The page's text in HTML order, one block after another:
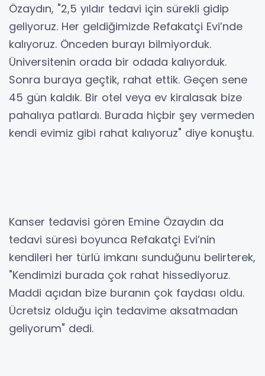
Özaydın, "2,5 yıldır tedavi için sürekli gidip
geliyoruz. Her geldiğimizde Refakatçi Evi’nde
kalıyoruz. Önceden burayı bilmiyorduk.
Üniversitenin orada bir odada kalıyorduk.
Sonra buraya geçtik, rahat ettik. Geçen sene
45 gün kaldık. Bir otel veya ev kiralasak bize
pahalıya patlardı. Burada hiçbir şey vermeden
kendi evimiz gibi rahat kalıyoruz" diye konuştu.
Kanser tedavisi gören Emine Özaydın da
tedavi süresi boyunca Refakatçi Evi’nin
kendileri her türlü imkanı sunduğunu belirterek,
"Kendimizi burada çok rahat hissediyoruz.
Maddi açıdan bize buranın çok faydası oldu.
Ücretsiz olduğu için tedavime aksatmadan
geliyorum" dedi.